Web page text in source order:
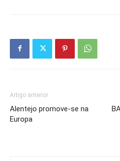
Artigo anterior
Alentejo promove-se na
Europa